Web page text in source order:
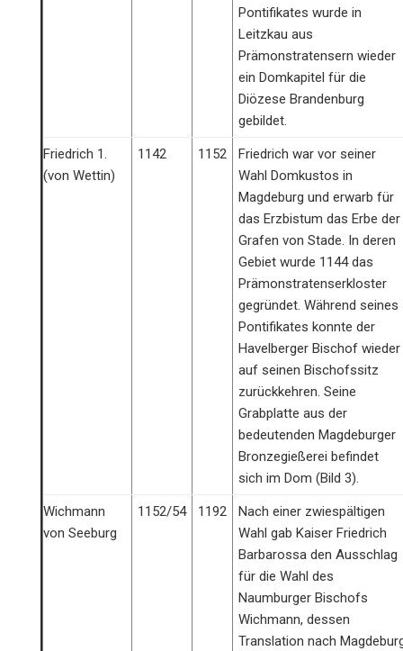
Pontifikates wurde in
Leitzkau aus
Prämonstratensern wieder
ein Domkapitel für die
Diözese Brandenburg
gebildet.
Friedrich 1.
(von Wettin)
1142 1152
Friedrich war vor seiner
Wahl Domkustos in
Magdeburg und erwarb für
das Erzbistum das Erbe der
Grafen von Stade. In deren
Gebiet wurde 1144 das
Prämonstratenserkloster
gegründet. Während seines
Pontifikates konnte der
Havelberger Bischof wieder
auf seinen Bischofssitz
zurückkehren. Seine
Grabplatte aus der
bedeutenden Magdeburger
Bronzegießerei befindet
sich im Dom (Bild 3).
Wichmann
von Seeburg
1152/54 1192
Nach einer zwiespältigen
Wahl gab Kaiser Friedrich
Barbarossa den Ausschlag
für die Wahl des
Naumburger Bischofs
Wichmann, dessen
Translation nach